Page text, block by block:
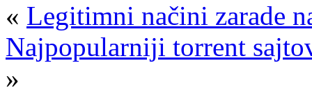
« Legitimni načini zarade
Najpopularniji torrent
»